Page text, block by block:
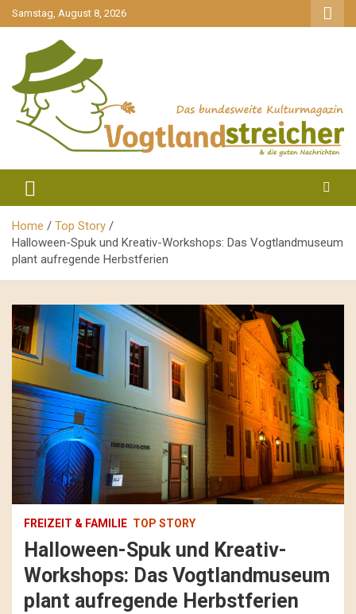
gehe
zum
Samstag, August 8, 2026
Vogtlandstreicher
Home
Top Story
Halloween-Spuk und Kreativ-Workshops: Das Vogtlandmuseum
plant aufregende Herbstferien
FREIZEIT & FAMILIE TOP STORY
Halloween-Spuk und Kreativ-
Workshops: Das Vogtlandmuseum
plant aufregende Herbstferien